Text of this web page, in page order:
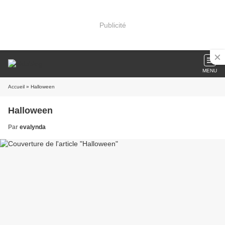
Publicité
MENU
Accueil » Halloween
Halloween
Par evalynda